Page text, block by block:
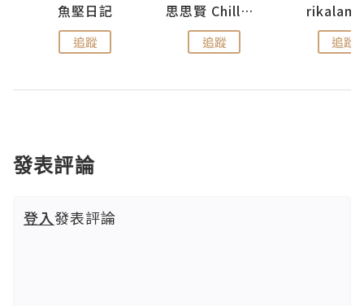
魚堅日記
追蹤
思思賢 ChillMyBabe
追蹤 追蹤
發表評論
登入發表評論